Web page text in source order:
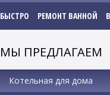
БЫСТРО РЕМОНТ ВАННОЙ
МЫ ПРЕДЛАГАЕМ
Котельная для дома